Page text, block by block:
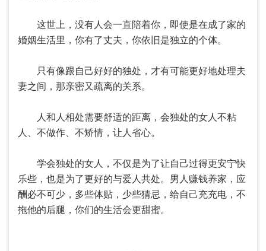
这世上，没有人会一直陪着你，即使是在成了家的
婚姻生活里，你有了丈夫，你依旧是独立的个体。
只有像跟自己好好的独处，才有可能更好地处理夫
妻之间，那亲密又疏离的关系。
人和人相处需要舒适的距离，会独处的女人不粘
人、不做作、不矫情，让人省心。
学会独处的女人，不仅是为了让自己过得更安宁快
乐些，也是为了更好的与爱人共处。男人赚钱养家，应
酬必不可少，多些体贴，少些猜忌，给自己充充电，不
拖他的后腿，你们的生活会更甜蜜。